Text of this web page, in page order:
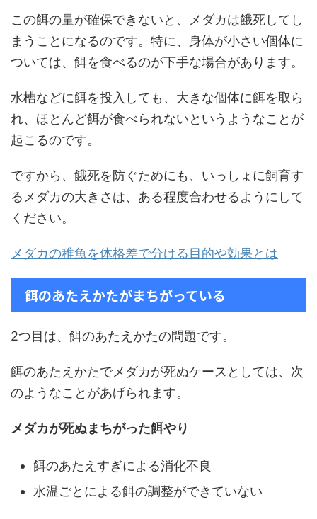
この餌の量が確保できないと、メダカは餓死してし
まうことになるのです。特に、身体が小さい個体に
ついては、餌を食べるのが下手な場合があります。
水槽などに餌を投入しても、大きな個体に餌を取ら
れ、ほとんど餌が食べられないというようなことが
起こるのです。
ですから、餓死を防ぐためにも、いっしょに飼育す
るメダカの大きさは、ある程度合わせるようにして
ください。
メダカの稚魚を体格差で分ける目的や効果とは
餌のあたえかたがまちがっている
2つ目は、餌のあたえかたの問題です。
餌のあたえかたでメダカが死ぬケースとしては、次
のようなことがあげられます。
メダカが死ぬまちがった餌やり
餌のあたえすぎによる消化不良
水温ごとによる餌の調整ができていない